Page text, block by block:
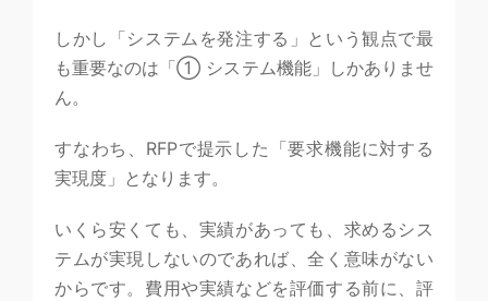
しかし「システムを発注する」という観点で最
も重要なのは「① システム機能」しかありませ
ん。
すなわち、RFPで提示した「要求機能に対する
実現度」となります。
いくら安くても、実績があっても、求めるシス
テムが実現しないのであれば、全く意味がない
からです。費用や実績などを評価する前に、評